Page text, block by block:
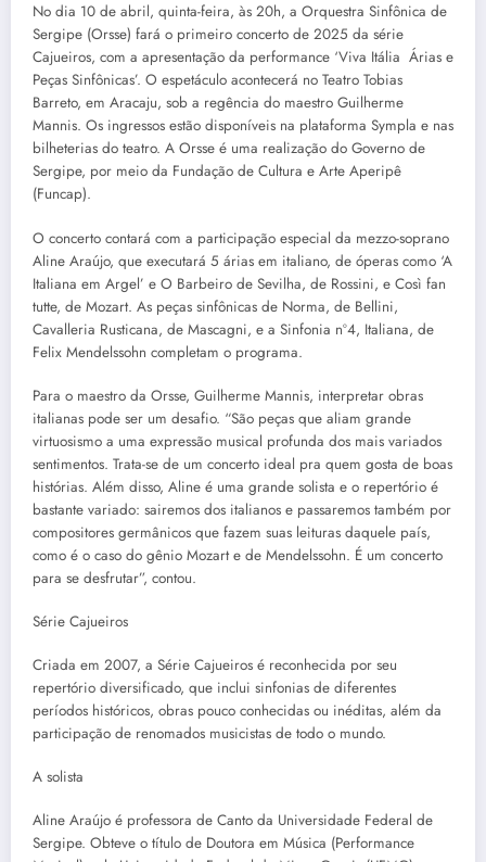
No dia 10 de abril, quinta-feira, às 20h, a Orquestra Sinfônica de
Sergipe (Orsse) fará o primeiro concerto de 2025 da série
Cajueiros, com a apresentação da performance ‘Viva Itália Árias e
Peças Sinfônicas’. O espetáculo acontecerá no Teatro Tobias
Barreto, em Aracaju, sob a regência do maestro Guilherme
Mannis. Os ingressos estão disponíveis na plataforma Sympla e nas
bilheterias do teatro. A Orsse é uma realização do Governo de
Sergipe, por meio da Fundação de Cultura e Arte Aperipê
(Funcap).
O concerto contará com a participação especial da mezzo-soprano
Aline Araújo, que executará 5 árias em italiano, de óperas como ‘A
Italiana em Argel’ e O Barbeiro de Sevilha, de Rossini, e Così fan
tutte, de Mozart. As peças sinfônicas de Norma, de Bellini,
Cavalleria Rusticana, de Mascagni, e a Sinfonia nº4, Italiana, de
Felix Mendelssohn completam o programa.
Para o maestro da Orsse, Guilherme Mannis, interpretar obras
italianas pode ser um desafio. “São peças que aliam grande
virtuosismo a uma expressão musical profunda dos mais variados
sentimentos. Trata-se de um concerto ideal pra quem gosta de boas
histórias. Além disso, Aline é uma grande solista e o repertório é
bastante variado: sairemos dos italianos e passaremos também por
compositores germânicos que fazem suas leituras daquele país,
como é o caso do gênio Mozart e de Mendelssohn. É um concerto
para se desfrutar”, contou.
Série Cajueiros
Criada em 2007, a Série Cajueiros é reconhecida por seu
repertório diversificado, que inclui sinfonias de diferentes
períodos históricos, obras pouco conhecidas ou inéditas, além da
participação de renomados musicistas de todo o mundo.
A solista
Aline Araújo é professora de Canto da Universidade Federal de
Sergipe. Obteve o título de Doutora em Música (Performance